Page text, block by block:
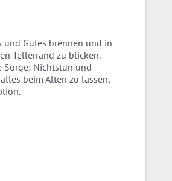
und Gutes brennen und in
Tellerrand zu blicken.
Sorge: Nichtstun und
beim Alten zu lassen,